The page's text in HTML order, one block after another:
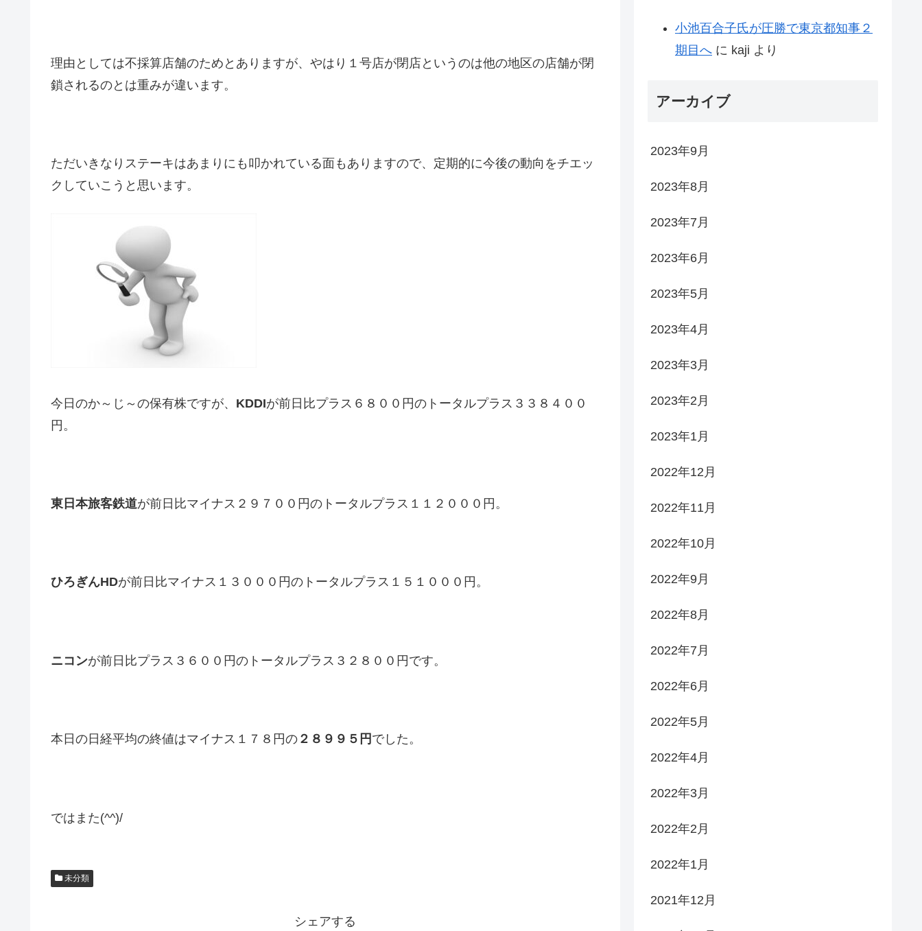
理由としては不採算店舗のためとありますが、やはり１号店が閉店というのは他の地区の店舗が閉
鎖されるのとは重みが違います。
ただいきなりステーキはあまりにも叩かれている面もありますので、定期的に今後の動向をチエッ
クしていこうと思います。
今日のか～じ～の保有株ですが、 KDDIが前日比プラス６８００円のトータルプラス３３８４００
円。
東日本旅客鉄道が前日比マイナス２９７００円のトータルプラス１１２０００円。
ひろぎんHDが前日比マイナス１３０００円のトータルプラス１５１０００円。
ニコンが前日比プラス３６００円のトータルプラス３２８００円です。
本日の日経平均の終値はマイナス１７８円の ２８９９５円 でした。
ではまた(^^)/
未分類
シェアする
小池百合子氏が圧勝で東京都知事２
期目へ に kaji より
アーカイブ
2023年9月
2023年8月
2023年7月
2023年6月
2023年5月
2023年4月
2023年3月
2023年2月
2023年1月
2022年12月
2022年11月
2022年10月
2022年9月
2022年8月
2022年7月
2022年6月
2022年5月
2022年4月
2022年3月
2022年2月
2022年1月
2021年12月